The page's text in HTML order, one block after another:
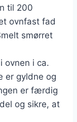
til 200
ovnfast fad
smørret
ovnen i ca.
er gyldne og
er færdig
og sikre, at